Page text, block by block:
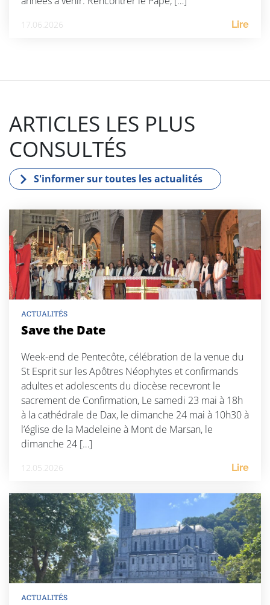
17.06.2026 Lire
ARTICLES LES PLUS
CONSULTÉS
S'informer sur toutes les actualités
ACTUALITÉS
Save the Date
Week-end de Pentecôte, célébration de la venue du
St Esprit sur les Apôtres Néophytes et confirmands
adultes et adolescents du diocèse recevront le
sacrement de Confirmation, Le samedi 23 mai à 18h
à la cathédrale de Dax, le dimanche 24 mai à 10h30 à
l’église de la Madeleine à Mont de Marsan, le
dimanche 24 […]
12.05.2026 Lire
ACTUALITÉS